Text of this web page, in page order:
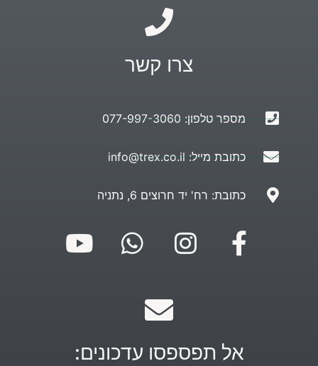
צרו קשר
מספר טלפון: 077-997-3060
כתובת מייל: info@trex.co.il
כתובת: רח' יד חרוצים 6, נתניה
אל תפספסו עדכונים: